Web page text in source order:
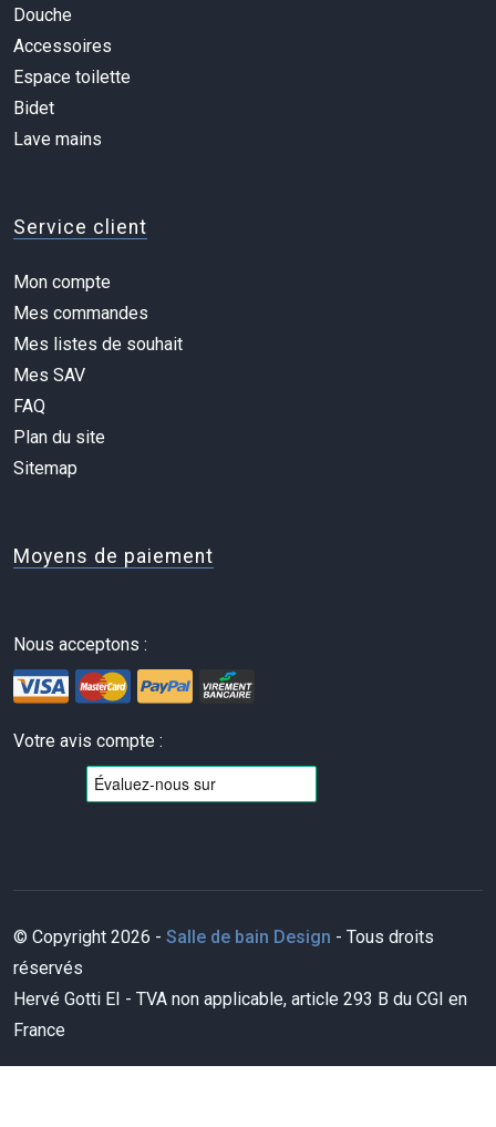
Douche
Accessoires
Espace toilette
Bidet
Lave mains
Service client
Mon compte
Mes commandes
Mes listes de souhait
Mes SAV
FAQ
Plan du site
Sitemap
Moyens de paiement
Nous acceptons :
Votre avis compte :
© Copyright 2026 - Salle de bain Design - Tous droits
réservés
Hervé Gotti EI - TVA non applicable, article 293 B du CGI en
France